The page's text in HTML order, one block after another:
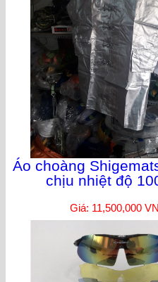
Áo choàng
chịu nhiệt độ
Giá: 11,500,000